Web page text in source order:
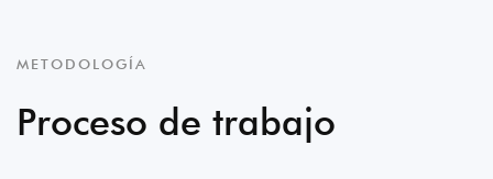
METODOLOGÍA
Proceso de trabajo